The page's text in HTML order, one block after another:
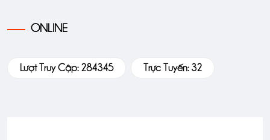
ONLINE
Lượt Truy Cập: 284345 Trực Tuyến: 32